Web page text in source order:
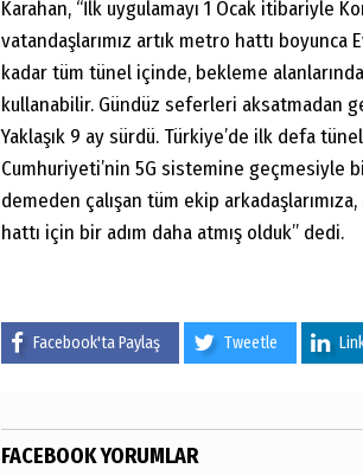
Karahan, “İlk uygulamayı 1 Ocak itibariyle
vatandaşlarımız artık metro hattı boyunca
kadar tüm tünel içinde, bekleme
kullanabilir. Gündüz seferleri aksatmadan
Yaklaşık 9 ay sürdü. Türkiye’de ilk defa
Cumhuriyeti’nin 5G sistemine geçmesiyle
demeden çalışan tüm ekip
hattı için bir adım daha atmış olduk” dedi.
Facebook'ta Paylaş Tweetle
FACEBOOK YORUMLAR